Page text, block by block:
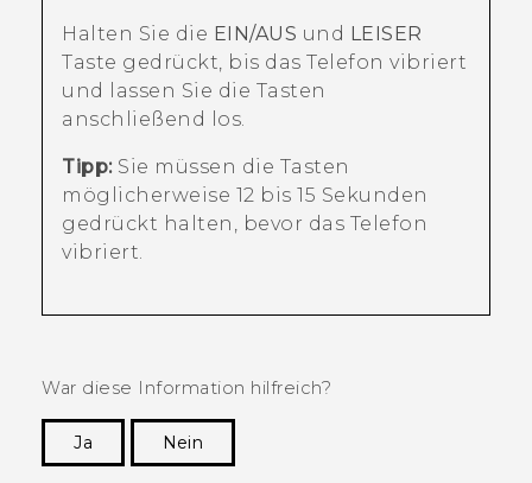
Halten Sie die EIN/AUS und LEISER
Taste gedrückt, bis das Telefon vibriert
und lassen Sie die Tasten
anschließend los.
Tipp:Sie müssen die Tasten
möglicherweise 12 bis 15 Sekunden
gedrückt halten, bevor das Telefon
vibriert.
War diese Information hilfreich?
Ja
Nein